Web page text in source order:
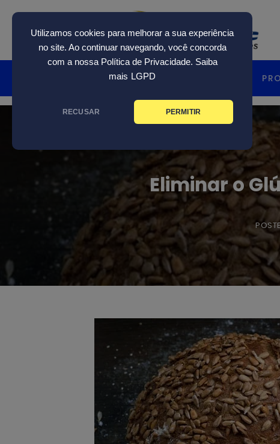
Utilizamos cookies para melhorar a sua experiência
no site. Ao continuar navegando, você concorda
com a nossa Política de Privacidade. Saiba
mais LGPD
RECUSAR PERMITIR
content
HOME
Eliminar o